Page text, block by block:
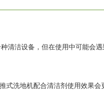
清洁设备，但在使用中可能会
式洗地机配合清洁剂使用效果